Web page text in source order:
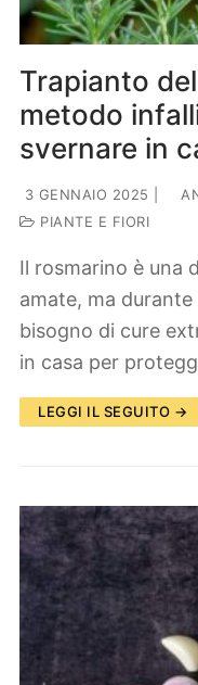
Trapianto
metodo
svernare in
3 GENNAIO 2025
PIANTE E FIORI
Il rosmarino è una
amate, ma
bisogno di cure
in casa per
LEGGI IL SEGUITO →